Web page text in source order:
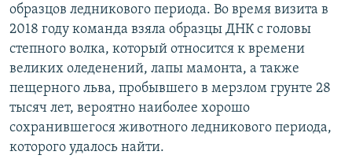
образцов ледникового периода. Во время визита в
2018 году команда взяла образцы ДНК с головы
степного волка, который относится к времени
великих оледенений, лапы мамонта, а также
пещерного льва, пробывшего в мерзлом грунте 28
тысяч лет, вероятно наиболее хорошо
сохранившегося животного ледникового периода,
которого удалось найти.